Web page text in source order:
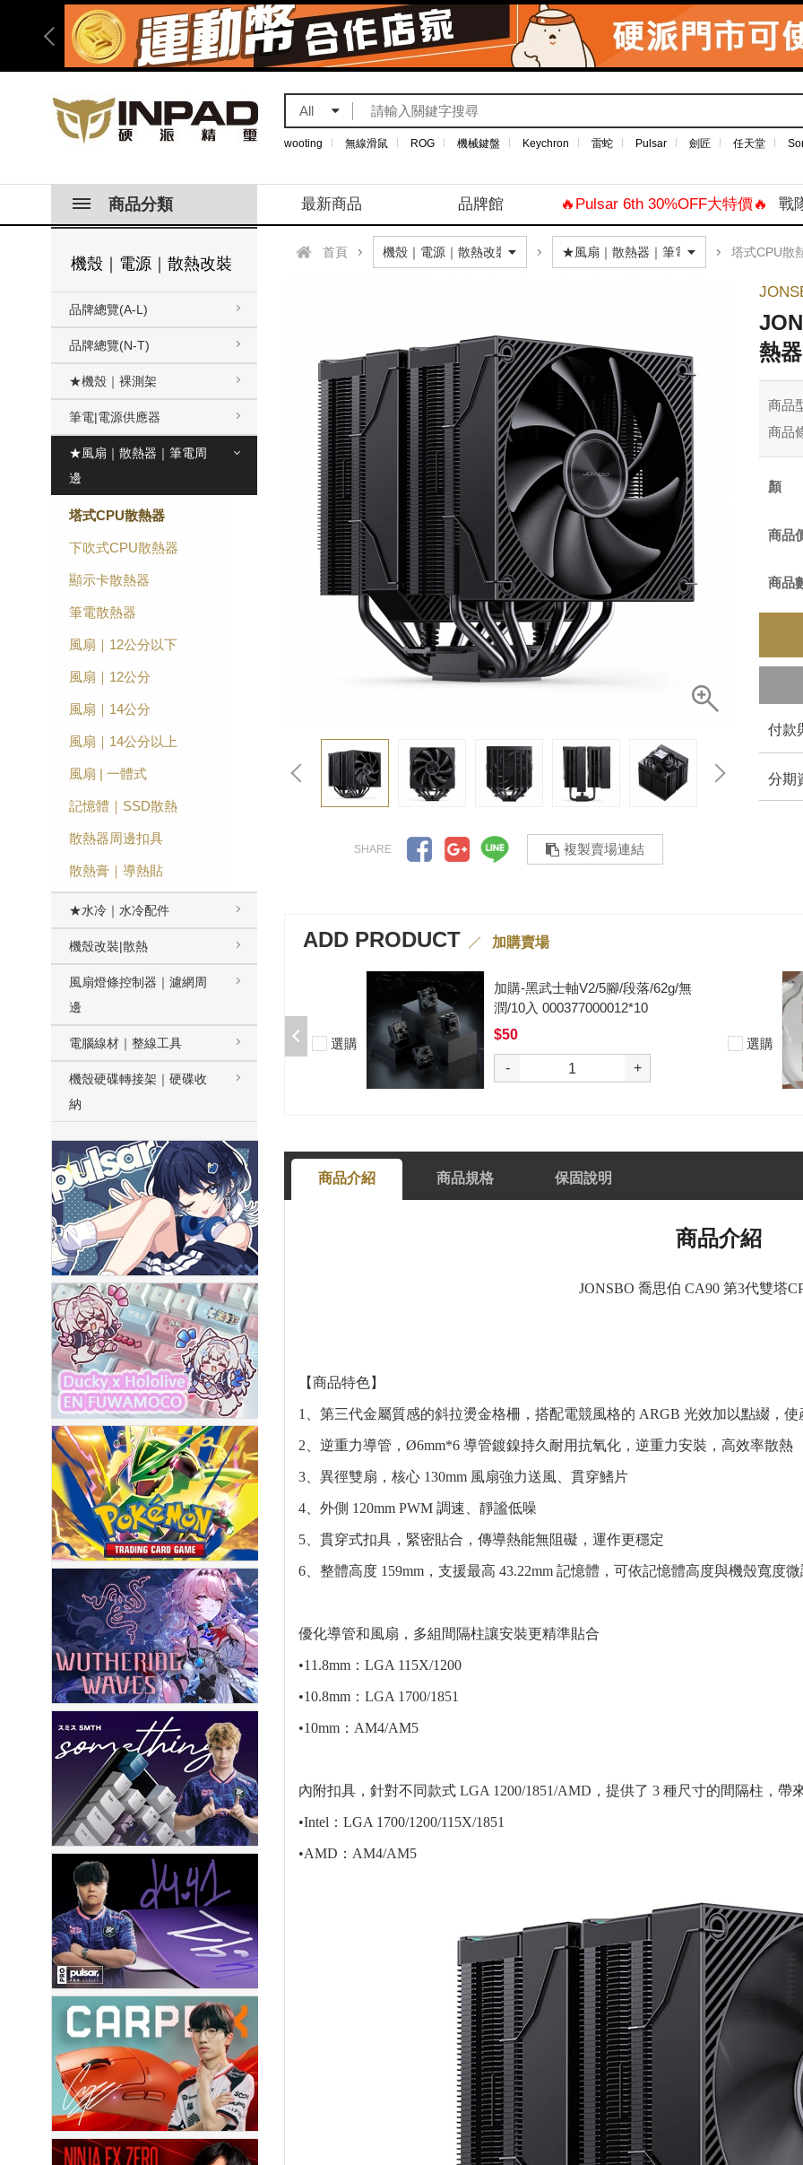
All
wooting 無線滑鼠 ROG 機械鍵盤 Keychron 雷蛇 Pulsar 劍匠 任天堂
商品分類 最新商品 品牌館 🔥Pulsar 6th 30%OFF大特價🔥 戰
機殼｜電源｜散熱改裝
品牌總覽(A-L)
品牌總覽(N-T)
★機殼｜裸測架
筆電|電源供應器
★風扇｜散熱器｜筆電周
邊
塔式CPU散熱器
下吹式CPU散熱器
顯示卡散熱器
筆電散熱器
風扇｜12公分以下
風扇｜12公分
風扇｜14公分
風扇｜14公分以上
風扇 | 一體式
記憶體｜SSD散熱
散熱器周邊扣具
散熱膏｜導熱貼
★水冷｜水冷配件
機殼改裝|散熱
風扇燈條控制器｜濾網周
邊
電腦線材｜整線工具
機殼硬碟轉接架｜硬碟收
納
首頁 塔式CPU散
複製賣場連結
熱
商品
商品
商品
商品
付款
分期
ADD PRODUCT 加購賣場
加購-剪刀石頭布猜拳鍵帽一盒四
$199
選購
加購-夢境軸/5腳/段落/58g/無潤/10
入 000377000013*10
$50
選購
商品介紹 商品規格 保固說明
商品介紹
JONSBO 喬思伯 CA90 第3代雙塔
【商品特色】
1、第三代金屬質感的斜拉燙金格柵，搭配電競風格的 ARGB 光效加以點綴，
2、逆重力導管，Ø6mm*6 導管鍍鎳持久耐用抗氧化，逆重力安裝，高效率散熱
3、異徑雙扇，核心 130mm 風扇強力送風、貫穿鰭片
4、外側 120mm PWM 調速、靜謐低噪
5、貫穿式扣具，緊密貼合，傳導熱能無阻礙，運作更穩定
6、整體高度 159mm，支援最高 43.22mm 記憶體，可依記憶體高度與機殼寬度
優化導管和風扇，多組間隔柱讓安裝更精準貼合
•11.8mm：LGA 115X/1200
•10.8mm：LGA 1700/1851
•10mm：AM4/AM5
內附扣具，針對不同款式 LGA 1200/1851/AMD，提供了 3 種尺寸的間隔柱，帶
•Intel：LGA 1700/1200/115X/1851
•AMD：AM4/AM5